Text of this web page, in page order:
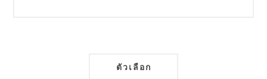
ตัวเลือก